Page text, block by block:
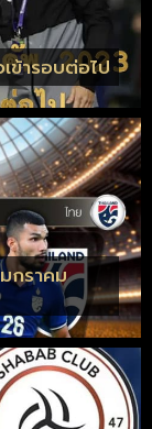
ข้ารอบต่อไป
กราคม